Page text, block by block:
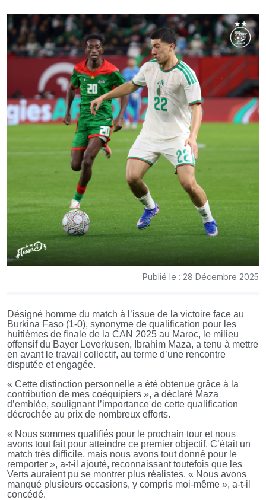
Publié le : 28 Décembre 2025
Désigné homme du match à l’issue de la victoire face au
Burkina Faso (1-0), synonyme de qualification pour les
huitièmes de finale de la CAN 2025 au Maroc, le milieu
offensif du Bayer Leverkusen, Ibrahim Maza, a tenu à mettre
en avant le travail collectif, au terme d’une rencontre
disputée et engagée.
« Cette distinction personnelle a été obtenue grâce à la
contribution de mes coéquipiers », a déclaré Maza
d’emblée, soulignant l’importance de cette qualification
décrochée au prix de nombreux efforts.
« Nous sommes qualifiés pour le prochain tour et nous
avons tout fait pour atteindre ce premier objectif. C’était un
match très difficile, mais nous avons tout donné pour le
remporter », a-t-il ajouté, reconnaissant toutefois que les
Verts auraient pu se montrer plus réalistes. « Nous avons
manqué plusieurs occasions, y compris moi-même », a-t-il
concédé.